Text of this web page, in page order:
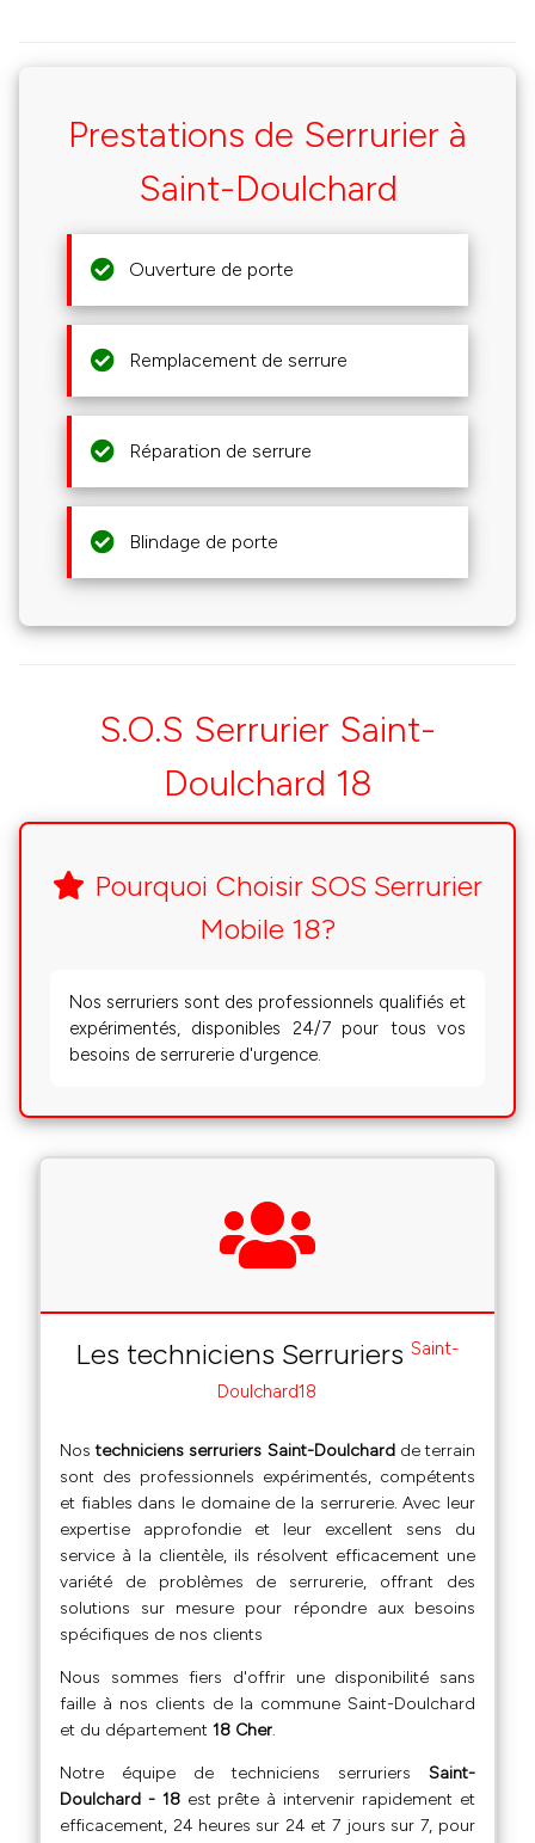
Prestations de Serrurier à
Saint-Doulchard
Ouverture de porte
Remplacement de serrure
Réparation de serrure
Blindage de porte
S.O.S Serrurier Saint-
Doulchard 18
Pourquoi Choisir SOS Serrurier
Mobile 18?
Nos serruriers sont des professionnels qualifiés et
expérimentés, disponibles 24/7 pour tous vos
besoins de serrurerie d'urgence.
Les techniciens SerruriersSaint-
Doulchard18
Nostechniciens serruriers Saint-Doulchardde terrain
sont des professionnels expérimentés, compétents
et fiables dans le domaine de la serrurerie. Avec leur
expertise approfondie et leur excellent sens du
service à la clientèle, ils résolvent efficacement une
variété de problèmes de serrurerie, offrant des
solutions sur mesure pour répondre aux besoins
spécifiques de nos clients
Nous sommes fiers d'offrir une disponibilité sans
faille à nos clients de la commune Saint-Doulchard
et du département 18 Cher.
Notre équipe de techniciens serruriers Saint-
Doulchard - 18est prête à intervenir rapidement et
efficacement, 24 heures sur 24 et 7 jours sur 7, pour